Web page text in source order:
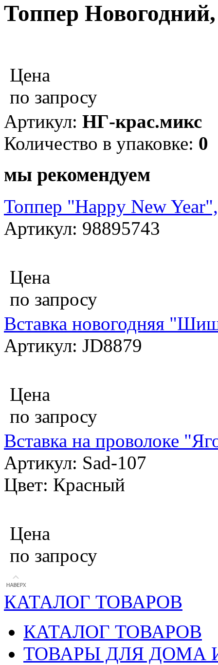
Топпер
Цена
по запросу
Артикул: НГ-крас.микс
Количество в упаковке: 0
мы рекомендуем
Топпер "Happy New
Артикул: 98895743
Цена
по запросу
Вставка новогодняя
Артикул: JD8879
Цена
по запросу
Вставка на проволоке
Артикул: Sad-107
Цвет: Красный
Цена
по запросу
КАТАЛОГ ТОВАРОВ
КАТАЛОГ ТОВАРОВ
ТОВАРЫ ДЛЯ ДОМА